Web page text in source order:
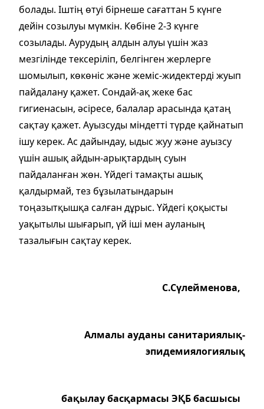
болады. Іштің өтуі бірнеше сағаттан 5 күнге
дейін созылуы мүмкін. Көбіне 2-3 күнге
созылады. Аурудың алдын алуы үшін жаз
мезгілінде тексеріліп, белгінген жерлерге
шомылып, көкөніс және жеміс-жидектерді жуып
пайдалану қажет. Сондай-ақ жеке бас
гигиенасын, әсіресе, балалар арасында қатаң
сақтау қажет. Ауызсуды міндетті түрде қайнатып
ішу керек. Ас дайындау, ыдыс жуу және ауызсу
үшін ашық айдын-арықтардың суын
пайдаланған жөн. Үйдегі тамақты ашық
қалдырмай, тез бұзылатындарын
тоңазытқышқа салған дұрыс. Үйдегі қоқысты
уақытылы шығарып, үй іші мен ауланың
тазалығын сақтау керек.
С.Сүлейменова,
Алмалы ауданы санитариялық-
эпидемиялогиялық
бақылау басқармасы ЭҚБ басшысы